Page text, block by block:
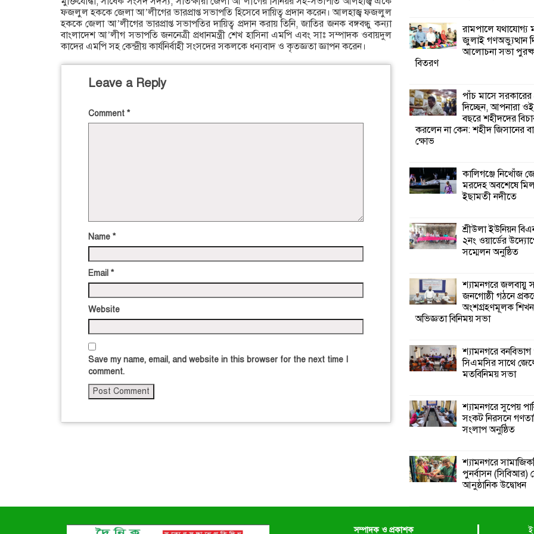
ফজলুল হককে জেলা আ’লীগের ভারপ্রাপ্ত সভাপতি হিসেবে দায়িত্ব প্রদান করেন। আলহাজ্ব ফজলুল
হককে জেলা আ’লীগের ভারপ্রাপ্ত সভাপতির দায়িত্ব প্রদান করায় তিনি, জাতির জনক বঙ্গবন্ধু কন্যা
বাংলাদেশ আ’লীগ সভাপতি জননেত্রী প্রধানমন্ত্রী শেখ হাসিনা এমপি এবং সাঃ সম্পাদক ওবায়দুল
কাদের এমপি সহ কেন্দ্রীয় কার্যনির্বাহী সংসদের সকলকে ধন্যবাদ ও কৃতজ্ঞতা জ্ঞাপন করেন।
Leave a Reply
Comment *
Name *
Email *
Website
Save my name, email, and website in this browser for the next time I
comment.
কালিগঞ্জে নিখোঁজ
মরদেহ অবশেষে
ইছামতী নদীতে
২নং ওয়ার্ডের
কর্মী সম্মেলন
শ্যামনগরে জলবায়ু
শিখন ও অভিজ্ঞতা বিনিময় সভা
শ্যামনগরে বনবিভাগ
মতবিনিময় সভা
রামপালে যথাযোগ্য
জুলাই গণঅভ্যুত্থান
আলোচনা সভা
বিতরণ
পাঁচ মাসে
দিচ্ছেন, আপনারা
বছরে শহীদদের
করলেন না কেন: শহীদ জিসানের
ক্ষোভ
কালিগঞ্জে নিখোঁজ
মরদেহ অবশেষে
ইছামতী নদীতে
শ্রীউলা ইউনিয়ন
২নং ওয়ার্ডের
সম্মেলন অনুষ্ঠিত
শ্যামনগরে জলবায়ু
জনগোষ্ঠী গঠনে
অংশগ্রহণমূলক
অভিজ্ঞতা বিনিময় সভা
শ্যামনগরে
সিএমসির সাথে
মতবিনিময় সভা
শ্যামনগরে সুপেয়
সংকট নিরসনে
সংলাপ অনুষ্ঠিত
শ্যামনগরে
পুনর্বাসন (সিবিআর)
আনুষ্ঠানিক উদ্বোধন
সম্পাদক ও প্রকাশক